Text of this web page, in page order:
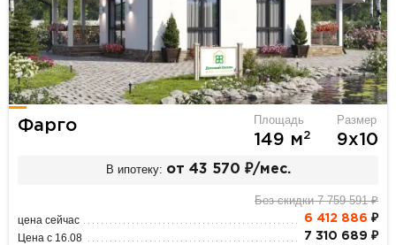
Фарго Площадь
149 м2
Размер
9х10
В ипотеку: от 43 570 ₽/мес.
Без скидки 7 759 591 ₽
цена сейчас 6 412 886 ₽
Цена с 16.08 7 310 689 ₽